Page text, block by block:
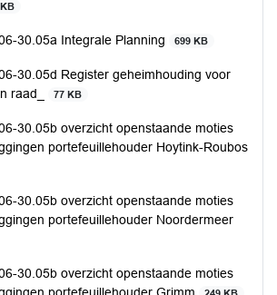
30.05a Integrale Planning 699 KB
30.05d Register geheimhouding voor
raad_
77 KB
30.05b overzicht openstaande moties
portefeuillehouder Hoytink-Roubos
30.05b overzicht openstaande moties
portefeuillehouder Noordermeer
30.05b overzicht openstaande moties